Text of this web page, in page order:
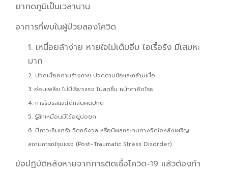
ยากดภูมิเป็นเวลานาน
อาการที่พบในผู้ป่วยลองโควิด
1. เหนื่อยล้าง่าย หายใจไม่เต็มอิ่ม ไอเรื้อรัง มีเสมหะ
มาก
2. ปวดเมื่อยตามร่างกาย ปวดตามข้อและกล้ามเนื้อ
3. อ่อนเพลีย ไม่มีเรี่ยวแรง ไม่สดชื่น หน้าตาอิดโรย
4. การรับรสและได้กลิ่นผิดปกติ
5. รู้สึกเหมือนมีไข้อยู่บ่อยๆ
6. มีภาวะซึมเศร้า วิตกกังวล หรือมีผลกระทบทางจิตใจหลังเผชิญ
สถานการณ์รุนแรง (Post-Traumatic Stress Disorder)
ข้อปฏิบัติหลังหายจากการติดเชื้อโควิด-19 แล้วต้องทำ